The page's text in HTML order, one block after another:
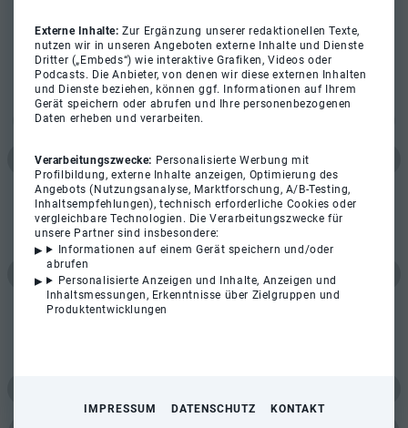
Externe Inhalte:Zur Ergänzung unserer redaktionellen Texte,
nutzen wir in unseren Angeboten externe Inhalte und Dienste
Dritter („Embeds“) wie interaktive Grafiken, Videos oder
Podcasts. Die Anbieter, von denen wir diese externen Inhalten
und Dienste beziehen, können ggf. Informationen auf Ihrem
Gerät speichern oder abrufen und Ihre personenbezogenen
Daten erheben und verarbeiten.
Verarbeitungszwecke: Personalisierte Werbung mit
Profilbildung, externe Inhalte anzeigen, Optimierung des
Angebots (Nutzungsanalyse, Marktforschung, A/B-Testing,
Inhaltsempfehlungen), technisch erforderliche Cookies oder
vergleichbare Technologien. Die Verarbeitungszwecke für
unsere Partner sind insbesondere:
Informationen auf einem Gerät speichern und/oder
abrufen
Personalisierte Anzeigen und Inhalte, Anzeigen und
Inhaltsmessungen, Erkenntnisse über Zielgruppen und
Produktentwicklungen
IMPRESSUM DATENSCHUTZ KONTAKT